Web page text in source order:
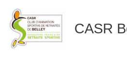
Aller
contenu
CASR